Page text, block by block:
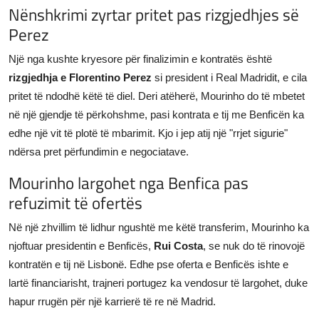
Nënshkrimi zyrtar pritet pas rizgjedhjes së
Perez
Një nga kushte kryesore për finalizimin e kontratës është
rizgjedhja e Florentino Perez si president i Real Madridit, e cila
pritet të ndodhë këtë të diel. Deri atëherë, Mourinho do të mbetet
në një gjendje të përkohshme, pasi kontrata e tij me Benficën ka
edhe një vit të plotë të mbarimit. Kjo i jep atij një "rrjet sigurie"
ndërsa pret përfundimin e negociatave.
Mourinho largohet nga Benfica pas
refuzimit të ofertës
Në një zhvillim të lidhur ngushtë me këtë transferim, Mourinho ka
njoftuar presidentin e Benficës, Rui Costa, se nuk do të rinovojë
kontratën e tij në Lisbonë. Edhe pse oferta e Benficës ishte e
lartë financiarisht, trajneri portugez ka vendosur të largohet, duke
hapur rrugën për një karrierë të re në Madrid.